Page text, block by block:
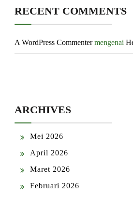
RECENT COMMENTS
A WordPress Commentermengenai
ARCHIVES
Mei 2026
April 2026
Maret 2026
Februari 2026